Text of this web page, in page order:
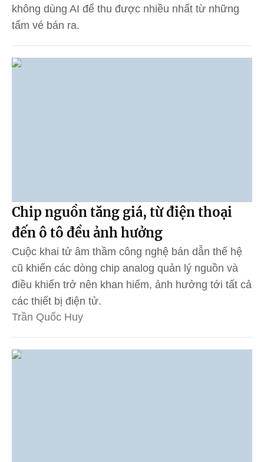
không dùng AI để thu được nhiều nhất từ những
tấm vé bán ra.
Chip nguồn tăng giá, từ điện thoại
đến ô tô đều ảnh hưởng
Cuộc khai tử âm thầm công nghệ bán dẫn thế hệ
cũ khiến các dòng chip analog quản lý nguồn và
điều khiển trở nên khan hiếm, ảnh hưởng tới tất cả
các thiết bị điện tử.
Trần Quốc Huy